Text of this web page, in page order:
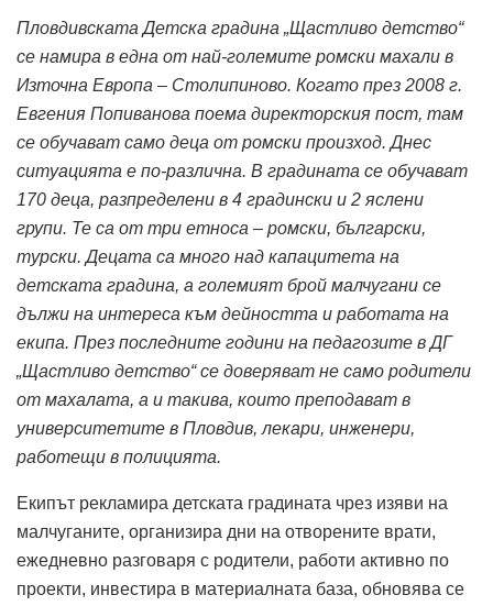
Пловдивската Детска градина „Щастливо детство“
се намира в една от най-големите ромски махали в
Източна Европа – Столипиново. Когато през 2008 г.
Евгения Попиванова поема директорския пост, там
се обучават само деца от ромски произход. Днес
ситуацията е по-различна. В градината се обучават
170 деца, разпределени в 4 градински и 2 яслени
групи. Те са от три етноса – ромски, български,
турски. Децата са много над капацитета на
детската градина, а големият брой малчугани се
дължи на интереса към дейността и работата на
екипа. През последните години на педагозите в ДГ
„Щастливо детство“ се доверяват не само родители
от махалата, а и такива, които преподават в
университетите в Пловдив, лекари, инженери,
работещи в полицията.
Екипът рекламира детската градината чрез изяви на
малчуганите, организира дни на отворените врати,
ежедневно разговаря с родители, работи активно по
проекти, инвестира в материалната база, обновява се